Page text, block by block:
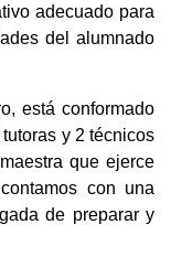
adecuado para
del alumnado
está conformado
y 2 técnicos
que ejerce
con una
de preparar y